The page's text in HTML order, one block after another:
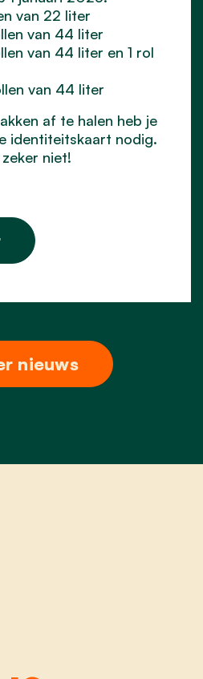
van 22 liter
van 44 liter
van 44 liter en 1 rol
van 44 liter
af te halen heb je
identiteitskaart nodig.
niet!
nieuws